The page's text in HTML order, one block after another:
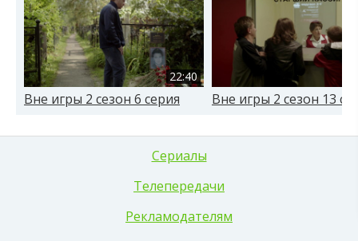
22:40
Вне игры 2 сезон 6 серия Вне игры 2 сезон 13
Сериалы
Телепередачи
Рекламодателям